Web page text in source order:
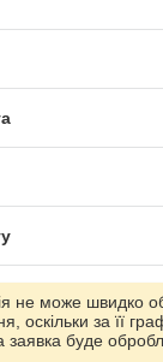
не може швидко
оскільки за її
заявка буде